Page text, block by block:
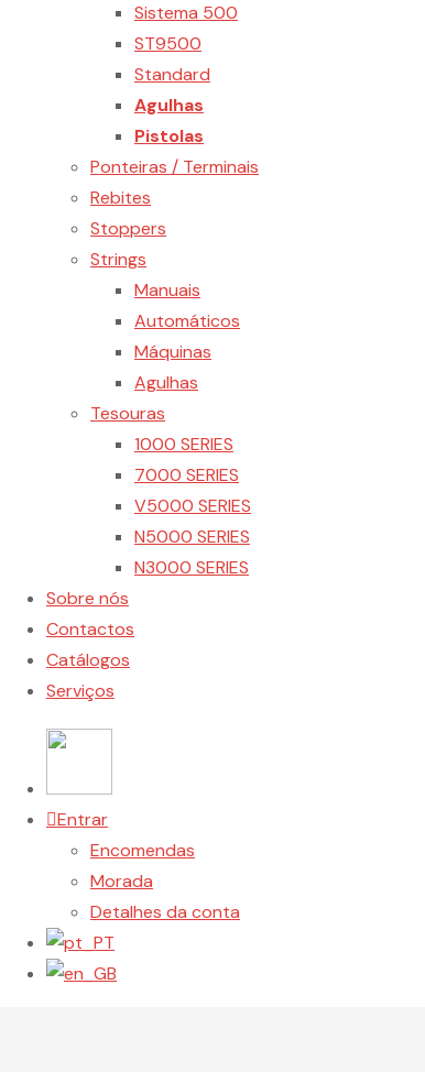
Sistema 500
ST9500
Standard
Agulhas
Pistolas
Ponteiras / Terminais
Rebites
Stoppers
Strings
Manuais
Automáticos
Máquinas
Agulhas
Tesouras
1000 SERIES
7000 SERIES
V5000 SERIES
N5000 SERIES
N3000 SERIES
Sobre nós
Contactos
Catálogos
Serviços
Entrar
Encomendas
Morada
Detalhes da conta